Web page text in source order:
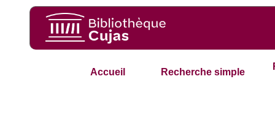
Accueil Recherche simple